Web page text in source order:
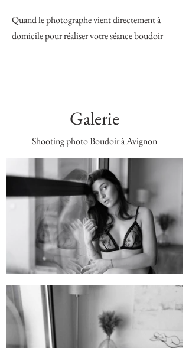
Quand le photographe vient directement à
domicile pour réaliser votre séance boudoir
Galerie
Shooting photo Boudoir à Avignon